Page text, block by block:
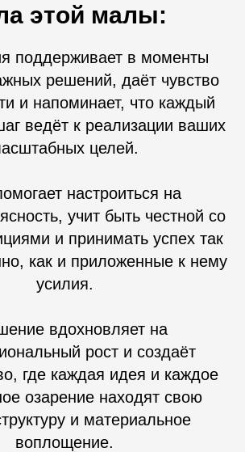
этой малы:
поддерживает в моменты
решений, даёт чувство
и напоминает, что каждый
ведёт к реализации ваших
целей.
настроиться на
учит быть честной со
и принимать успех так
как и приложенные к нему
усилия.
вдохновляет на
рост и создаёт
где каждая идея и каждое
озарение находят свою
и материальное
воплощение.